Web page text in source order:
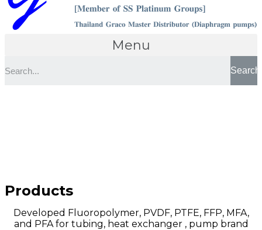
Menu
Search
Products
Developed Fluoropolymer, PVDF, PTFE, FFP, MFA,
and PFA for tubing, heat exchanger , pump brand